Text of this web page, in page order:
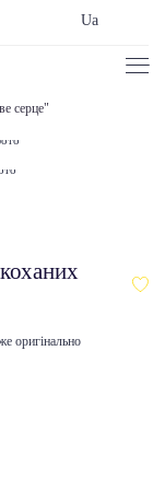
Ua
серце"
оригінально